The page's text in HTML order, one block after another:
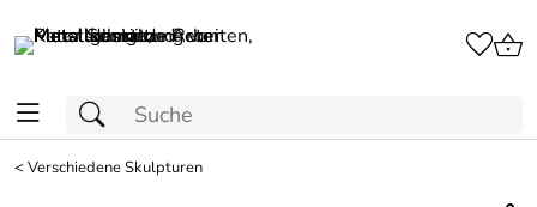
<Verschiedene Skulpturen